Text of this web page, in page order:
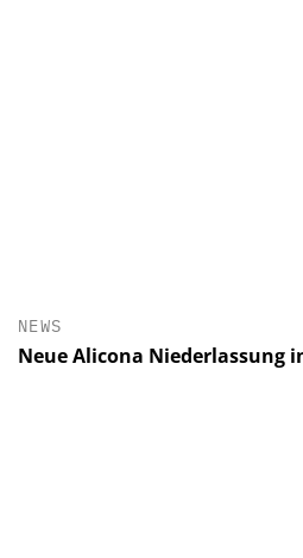
NEWS
Neue Alicona Niederlassung